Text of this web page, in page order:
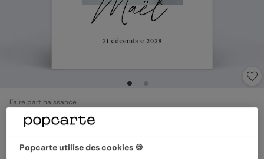
Faire part naissance
Certificat Graphique
Popcarte utilise des cookies 🍪